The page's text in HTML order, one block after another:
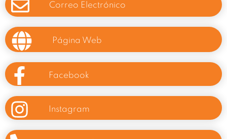
Correo Electrónico
Página Web
Facebook
Instagram